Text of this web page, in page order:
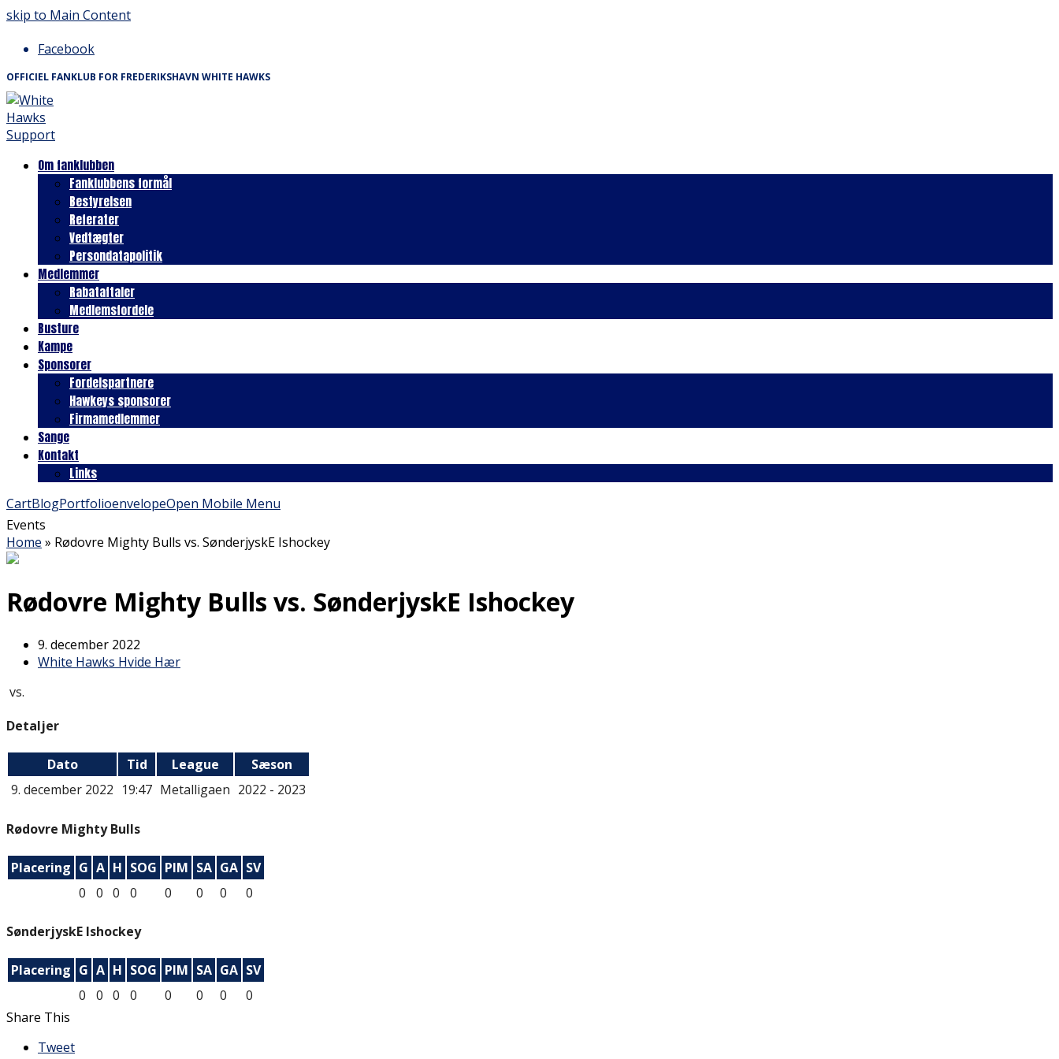
skip to Main Content
Facebook
OFFICIEL FANKLUB FOR FREDERIKSHAVN WHITE HAWKS
Om fanklubben
Fanklubbens formål
Bestyrelsen
Referater
Vedtægter
Persondatapolitik
Medlemmer
Rabataftaler
Medlemsfordele
Busture
Kampe
Sponsorer
Fordelspartnere
Hawkeys sponsorer
Firmamedlemmer
Sange
Kontakt
Links
CartBlogPortfolioenvelopeOpen Mobile Menu
Events
Home » Rødovre Mighty Bulls vs. SønderjyskE Ishockey
Rødovre Mighty Bulls vs. SønderjyskE Ishockey
9. december 2022
White Hawks Hvide Hær
vs.
Detaljer
Dato Tid League
Sæson
9. december 2022 19:47 Metalligaen 2022 - 2023
Rødovre Mighty Bulls
Placering G A H SOG PIM SA GA SV
0
0 0 0 0 0 0 0
SønderjyskE Ishockey
Placering G A H SOG PIM SA GA SV
0
0 0 0 0 0 0
0
Share This
Tweet